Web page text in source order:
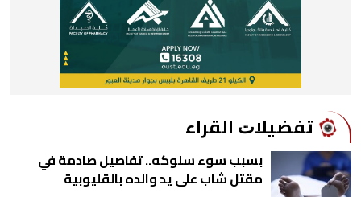
ﺗﻔﻀﻴﻼﺕ اﻟﻘﺮاء
بسبب سوء سلوكه.. تفاصيل صادمة في
مقتل شاب على يد والده بالقليوبية